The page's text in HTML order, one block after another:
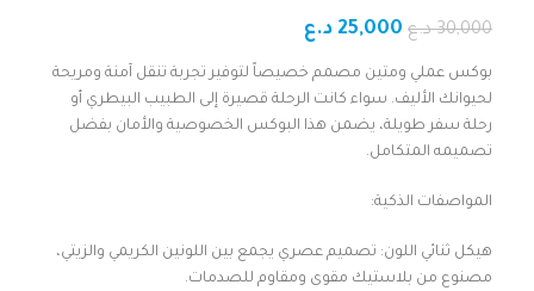
30,000 د.ع 25,000 د.ع
بوكس عملي ومتين مصمم خصيصاً لتوفير تجربة تنقل آمنة ومريحة
لحيوانك الأليف. سواء كانت الرحلة قصيرة إلى الطبيب البيطري أو
رحلة سفر طويلة، يضمن هذا البوكس الخصوصية والأمان بفضل
تصميمه المتكامل.
المواصفات الذكية:
هيكل ثنائي اللون: تصميم عصري يجمع بين اللونين الكريمي والزيتي،
مصنوع من بلاستيك مقوى ومقاوم للصدمات.